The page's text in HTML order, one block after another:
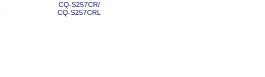
CQ-S257CR/
CQ-S257CRL